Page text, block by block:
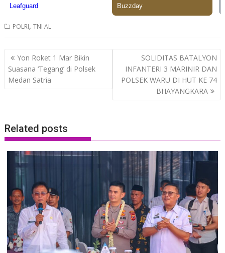
POLRI,TNI AL
Post
navigation
Yon Roket 1 Mar Bikin
Suasana ‘Tegang’ di Polsek
Medan Satria
SOLIDITAS BATALYON
INFANTERI 3 MARINIR DAN
POLSEK WARU DI HUT KE 74
BHAYANGKARA
Related posts